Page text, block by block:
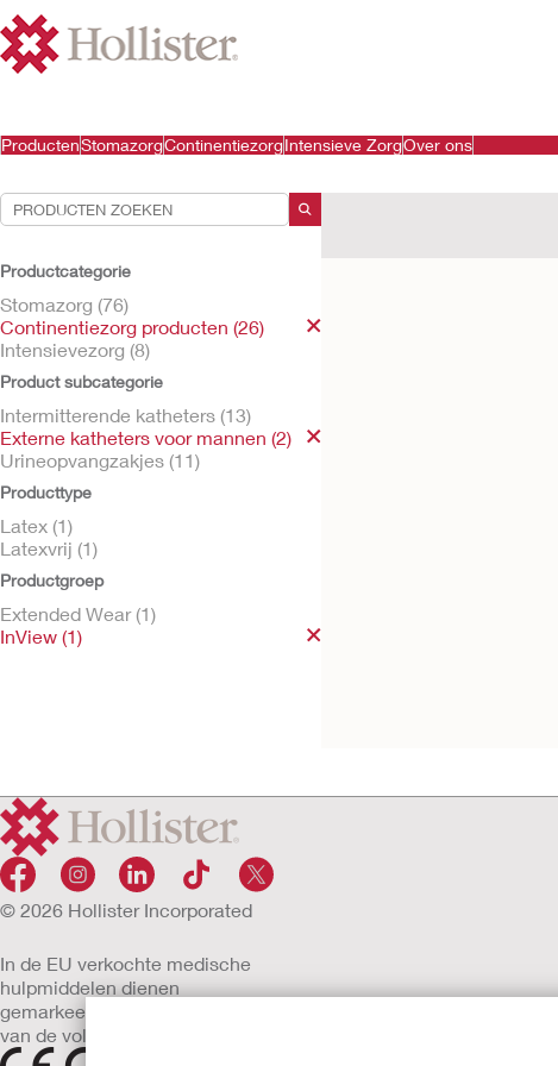
ProductenStomazorgContinentiezorgIntensieve ZorgOver ons
Productcategorie
Stomazorg (76)
Continentiezorg producten (26)
Intensievezorg (8)
Product subcategorie
Intermitterende katheters (13)
Externe katheters voor mannen (2)
Urineopvangzakjes (11)
Producttype
Latex (1)
Latexvrij (1)
Productgroep
Extended Wear (1)
InView (1)
© 2026 Hollister Incorporated
In de EU verkochte medische
hulpmiddelen dienen
gemarkeerd te zijn met een
van de volgende symbolen